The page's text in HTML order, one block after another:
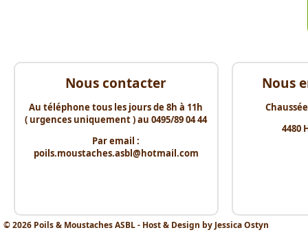
Nous contacter
Au téléphone tous les jours de 8h à 11h
( urgences uniquement ) au 0495/89 04 44
Par email :
poils.moustaches.asbl@hotmail.com
Nous
4480
© 2026 Poils & Moustaches ASBL - Host & Design by Jessica Ostyn